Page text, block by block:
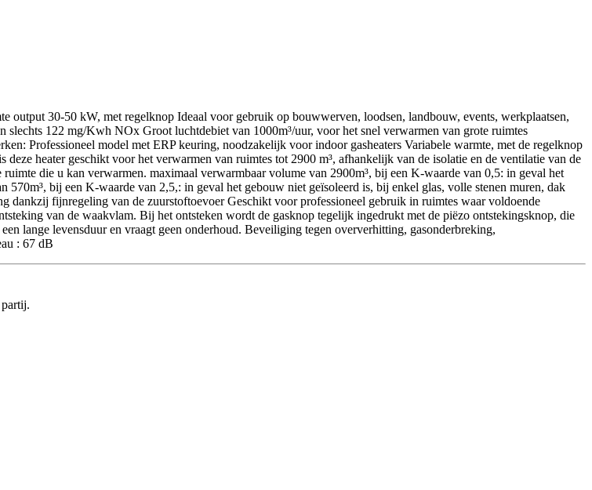
30-50 kW, met regelknop Ideaal voor gebruik op bouwwerven, loodsen, landbouw, events, werkplaatsen,
122 mg/Kwh NOx Groot luchtdebiet van 1000m³/uur, voor het snel verwarmen van grote ruimtes
Professioneel model met ERP keuring, noodzakelijk voor indoor gasheaters Variabele warmte, met de regelknop
heater geschikt voor het verwarmen van ruimtes tot 2900 m³, afhankelijk van de isolatie en de ventilatie van de
die u kan verwarmen. maximaal verwarmbaar volume van 2900m³, bij een K-waarde van 0,5: in geval het
bij een K-waarde van 2,5,: in geval het gebouw niet geïsoleerd is, bij enkel glas, volle stenen muren, dak
dankzij fijnregeling van de zuurstoftoevoer Geschikt voor professioneel gebruik in ruimtes waar voldoende
van de waakvlam. Bij het ontsteken wordt de gasknop tegelijk ingedrukt met de piëzo ontstekingsknop, die
lange levensduur en vraagt geen onderhoud. Beveiliging tegen oververhitting, gasonderbreking,
: 67 dB